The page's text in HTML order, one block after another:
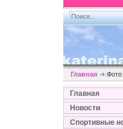
Главная Фото
Главная
Новости
Спортивные